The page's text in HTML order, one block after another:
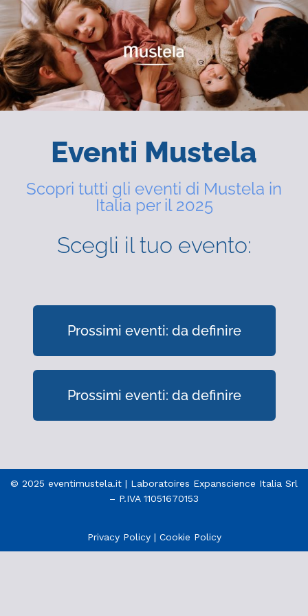
Eventi Mustela
Scopri tutti gli eventi di Mustela in
Italia per il 2025
Scegli il tuo evento:
Prossimi eventi: da definire
Prossimi eventi: da definire
© 2025 eventimustela.it | Laboratoires Expanscience Italia Srl
– P.IVA 11051670153
Privacy Policy| Cookie Policy